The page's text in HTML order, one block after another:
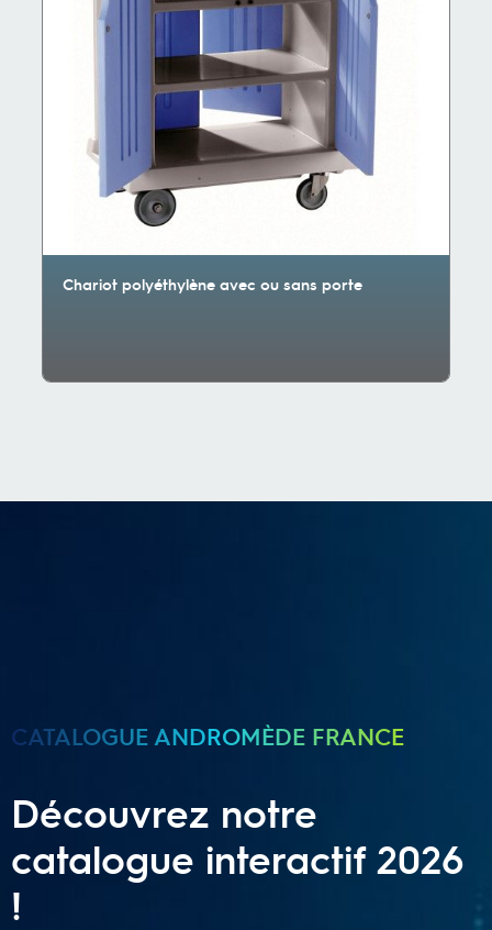
Chariot polyéthylène avec ou sans porte
CATALOGUE ANDROMÈDE FRANCE
Découvrez notre
catalogue interactif 2026
!